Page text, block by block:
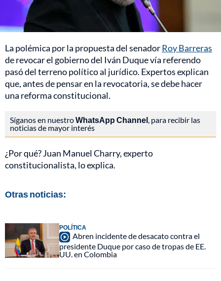
La polémica por la propuesta del senadorRoy Barreras
de revocar el gobierno del Iván Duque vía referendo
pasó del terreno político al jurídico. Expertos explican
que, antes de pensar en la revocatoria, se debe hacer
una reforma constitucional.
Síganos en nuestroWhatsApp Channel , para recibir las
noticias de mayor interés
¿Por qué? Juan Manuel Charry, experto
constitucionalista, lo explica.
Otras noticias:
POLÍTICA
Abren incidente de desacato contra el
presidente Duque por caso de tropas de EE.
UU. en Colombia